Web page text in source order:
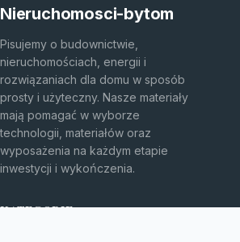
Nieruchomosci-bytom
Pisujemy o budownictwie,
nieruchomościach, energii i
rozwiązaniach dla domu w sposób
prosty i użyteczny. Nasze materiały
mają pomagać w wyborze
technologii, materiałów oraz
wyposażenia na każdym etapie
inwestycji i wykończenia.
KATEGORIE